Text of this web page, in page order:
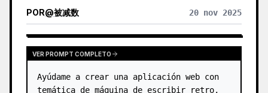
POR@被减数 20 nov 2025
VER PROMPT COMPLETO
Ayúdame a crear una aplicación web con
temática de máquina de escribir retro,